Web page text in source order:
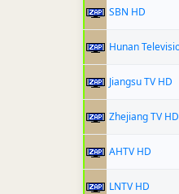
SBN HD
Hunan
Jiangsu TV HD
Zhejiang TV HD
AHTV HD
LNTV HD